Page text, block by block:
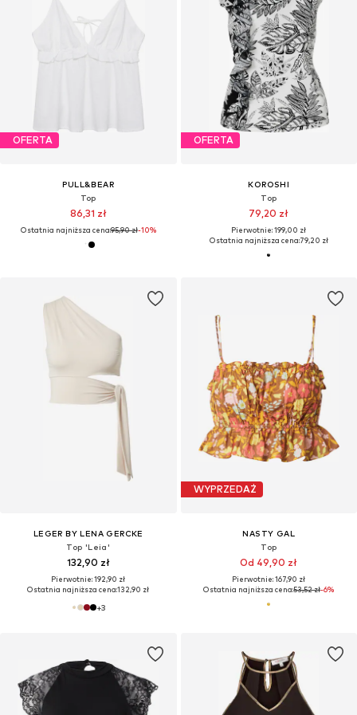
OFERTA
PULL&BEAR
Top
86,31 zł
Ostatnia najniższa cena:95,90 zł-10%
OFERTA
KOROSHI
Top
79,20 zł
Pierwotnie: 199,00 zł
Ostatnia najniższa cena:79,20 zł
LEGER BY LENA GERCKE
Top 'Leia'
132,90 zł
Pierwotnie: 192,90 zł
Ostatnia najniższa cena:132,90 zł
+3
WYPRZEDAŻ
NASTY GAL
Top
Od 49,90 zł
Pierwotnie: 167,90 zł
Ostatnia najniższa cena:53,52 zł-6%